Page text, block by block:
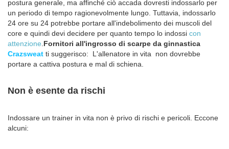
postura generale, ma affinché ciò accada dovresti indossarlo per
un periodo di tempo ragionevolmente lungo. Tuttavia, indossarlo
24 ore su 24 potrebbe portare all'indebolimento dei muscoli del
core e quindi devi decidere per quanto tempo lo indossi con
attenzione.Fornitori all'ingrosso di scarpe da ginnastica
Crazsweat ti suggerisco: L'allenatore in vita non dovrebbe
portare a cattiva postura e mal di schiena.
Non è esente da rischi
Indossare un trainer in vita non è privo di rischi e pericoli. Eccone
alcuni: